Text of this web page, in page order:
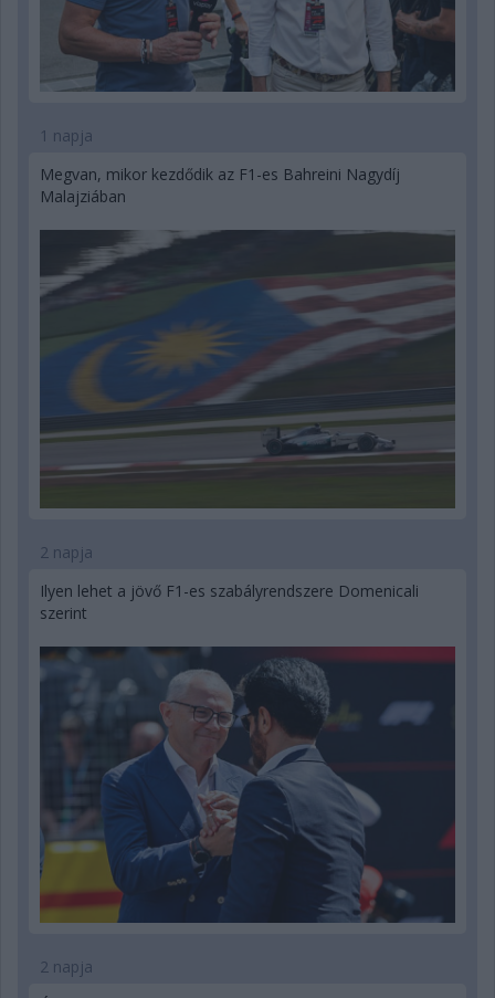
1 napja
Megvan, mikor kezdődik az F1-es Bahreini Nagydíj
Malajziában
2 napja
Ilyen lehet a jövő F1-es szabályrendszere Domenicali
szerint
2 napja